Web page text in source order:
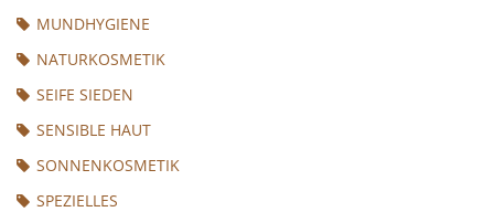
MUNDHYGIENE
NATURKOSMETIK
SEIFE SIEDEN
SENSIBLE HAUT
SONNENKOSMETIK
SPEZIELLES